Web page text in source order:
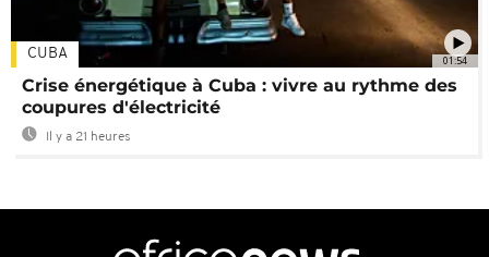
01:54
CUBA
Crise énergétique à Cuba : vivre au rythme des
coupures d'électricité
Il y a 21 heures